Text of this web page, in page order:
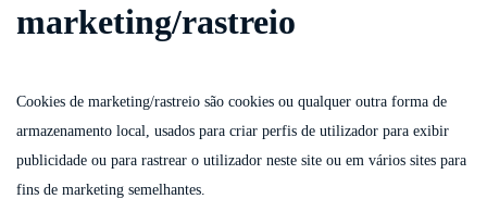
marketing/rastreio
Cookies de marketing/rastreio são cookies ou qualquer outra forma de
armazenamento local, usados para criar perfis de utilizador para exibir
publicidade ou para rastrear o utilizador neste site ou em vários sites para
fins de marketing semelhantes.